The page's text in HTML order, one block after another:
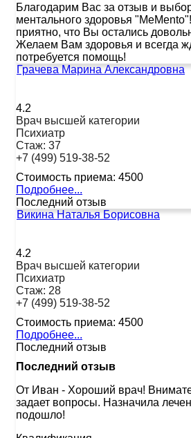
Благодарим Вас за отзыв и
ментального здоровья
приятно, что Вы остались
Желаем Вам здоровья и всегда
потребуется помощь!
Грачева Марина Александровна
4.2
Врач высшей категории
Психиатр
Стаж: 37
+7 (499) 519-38-52
Стоимость приема: 4500
Подробнее...
Последний отзыв
Викина Наталья Борисовна
4.2
Врач высшей категории
Психиатр
Стаж: 28
+7 (499) 519-38-52
Стоимость приема: 4500
Подробнее...
Последний отзыв
Последний отзыв
От Иван - Хороший врач!
задает вопросы. Назначила
подошло!